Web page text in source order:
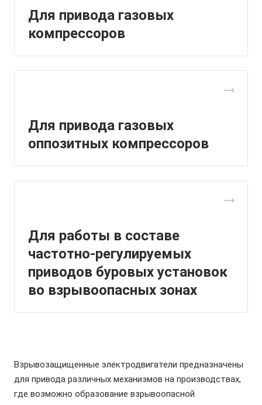
Для привода газовых
компрессоров
Для привода газовых
оппозитных компрессоров
Для работы в составе
частотно-регулируемых
приводов буровых установок
во взрывоопасных зонах
Взрывозащищенные электродвигатели предназначены
для привода различных механизмов на производствах,
где возможно образование взрывоопасной